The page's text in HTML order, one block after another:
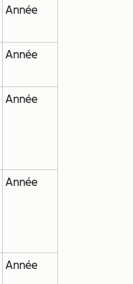
Année
Année
Année
Année
Année